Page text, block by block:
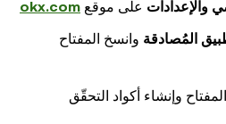
والإعدادات على موقع okx.com
المُصادقة وانسخ المفتاح
وإنشاء أكواد التحقّق